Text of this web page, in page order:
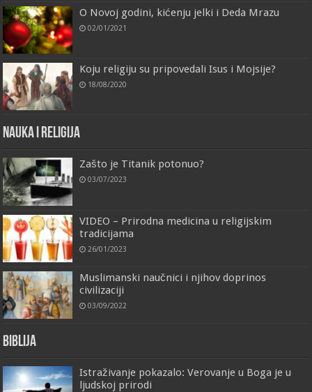
O Novoj godini, kićenju jelki i Deda Mrazu
02/01/2021
Koju religiju su pripovedali Isus i Mojsije?
18/08/2020
Nauka i religija
Zašto je Titanik potonuo?
03/07/2023
VIDEO – Prirodna medicina u religijskim
tradicijama
26/01/2023
Muslimanski naučnici i njihov doprinos
civilizaciji
03/09/2022
Biblija
Istraživanje pokazalo: Verovanje u Boga je u
ljudskoj prirodi